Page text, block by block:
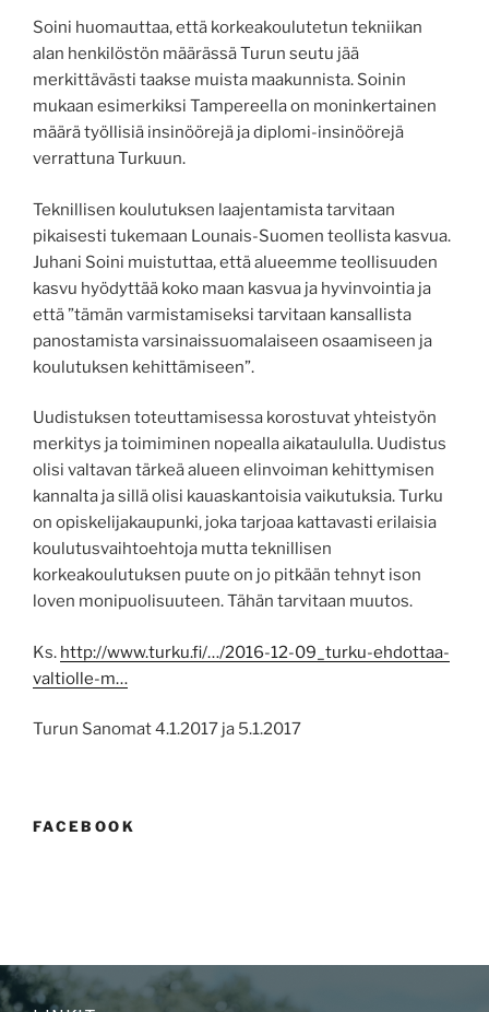
Soini huomauttaa, että korkeakoulutetun tekniikan
alan henkilöstön määrässä Turun seutu jää
merkittävästi taakse muista maakunnista. Soinin
mukaan esimerkiksi Tampereella on moninkertainen
määrä työllisiä insinöörejä ja diplomi-insinöörejä
verrattuna Turkuun.
Teknillisen koulutuksen laajentamista tarvitaan
pikaisesti tukemaan Lounais-Suomen teollista kasvua.
Juhani Soini muistuttaa, että alueemme teollisuuden
kasvu hyödyttää koko maan kasvua ja hyvinvointia ja
että ”tämän varmistamiseksi tarvitaan kansallista
panostamista varsinaissuomalaiseen osaamiseen ja
koulutuksen kehittämiseen”.
Uudistuksen toteuttamisessa korostuvat yhteistyön
merkitys ja toimiminen nopealla aikataululla. Uudistus
olisi valtavan tärkeä alueen elinvoiman kehittymisen
kannalta ja sillä olisi kauaskantoisia vaikutuksia. Turku
on opiskelijakaupunki, joka tarjoaa kattavasti erilaisia
koulutusvaihtoehtoja mutta teknillisen
korkeakoulutuksen puute on jo pitkään tehnyt ison
loven monipuolisuuteen. Tähän tarvitaan muutos.
Ks. http://www.turku.fi/…/2016-12-09_turku-ehdottaa-
valtiolle-m…
Turun Sanomat 4.1.2017 ja 5.1.2017
FACEBOOK